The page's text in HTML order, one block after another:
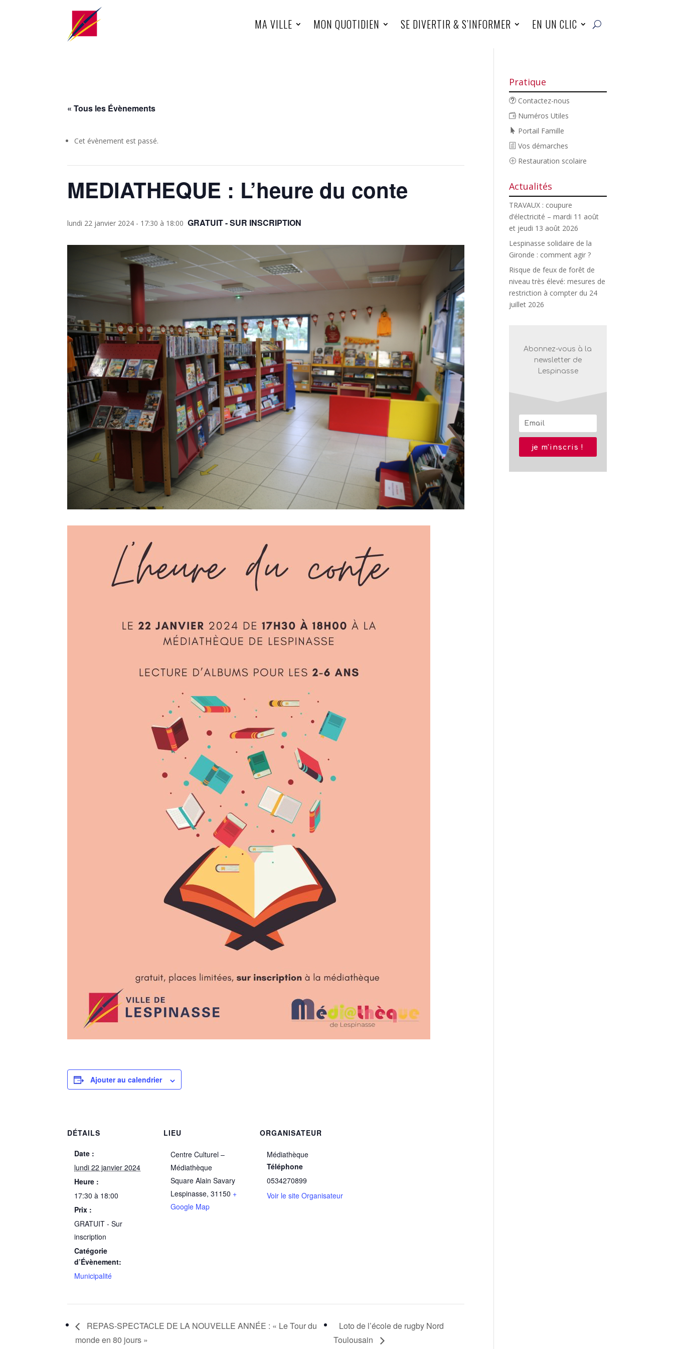
MA VILLE MON QUOTIDIEN SE DIVERTIR & S’INFORMER EN UN CLIC
« Tous les Évènements
Cet évènement est passé.
MEDIATHEQUE : L’heure du conte
lundi 22 janvier 2024 - 17:30 à 18:00 GRATUIT - SUR INSCRIPTION
Ajouter au calendrier
DÉTAILS
Date :
lundi 22 janvier 2024
Heure :
17:30 à 18:00
Prix :
GRATUIT - Sur
inscription
Catégorie
d’Évènement:
Municipalité
LIEU
Centre Culturel –
Médiathèque
Square Alain Savary
Lespinasse, 31150 +
Google Map
ORGANISATEUR
Médiathèque
Téléphone
0534270899
Voir le site Organisateur
REPAS-SPECTACLE DE LA NOUVELLE ANNÉE : « Le Tour du
monde en 80 jours »
Loto de l’école de rugby Nord
Toulousain
Pratique
Contactez-nous
Numéros Utiles
Portail Famille
Vos démarches
Restauration scolaire
Actualités
TRAVAUX : coupure
d’électricité – mardi 11 août
et jeudi 13 août 2026
Lespinasse solidaire de la
Gironde : comment agir ?
Risque de feux de forêt de
niveau très élevé: mesures de
restriction à compter du 24
juillet 2026
Abonnez-vous à la
newsletter de
Lespinasse
je m'inscris !